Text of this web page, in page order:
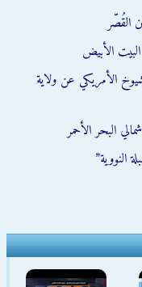
القُصّر
الأبيض
الأمريكي عن ولاية
البحر الأحمر
النووية”